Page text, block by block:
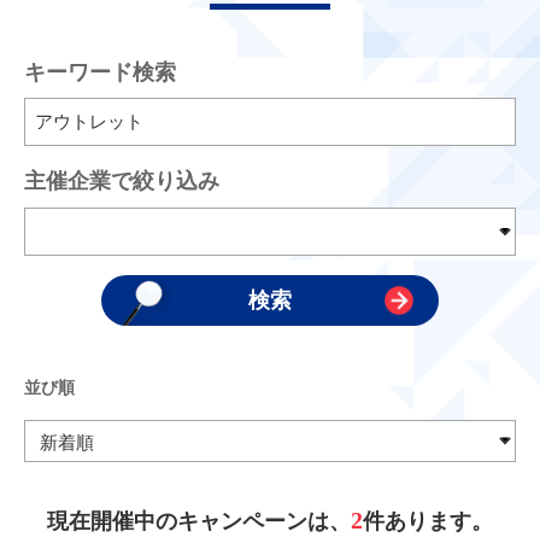
キーワード検索
主催企業で絞り込み
並び順
現在開催中のキャンペーンは、 2件あります。